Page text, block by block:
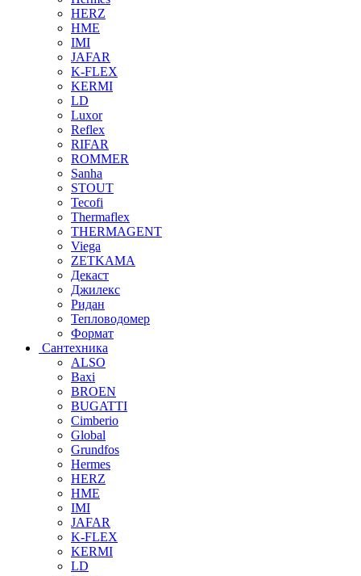
HERZ
HME
IMI
JAFAR
K-FLEX
KERMI
LD
Luxor
Reflex
RIFAR
ROMMER
Sanha
STOUT
Tecofi
Thermaflex
THERMAGENT
Viega
ZETKAMA
Декаст
Джилекс
Ридан
Тепловодомер
Формат
Сантехника
ALSO
Baxi
BROEN
BUGATTI
Cimberio
Global
Grundfos
Hermes
HERZ
HME
IMI
JAFAR
K-FLEX
KERMI
LD